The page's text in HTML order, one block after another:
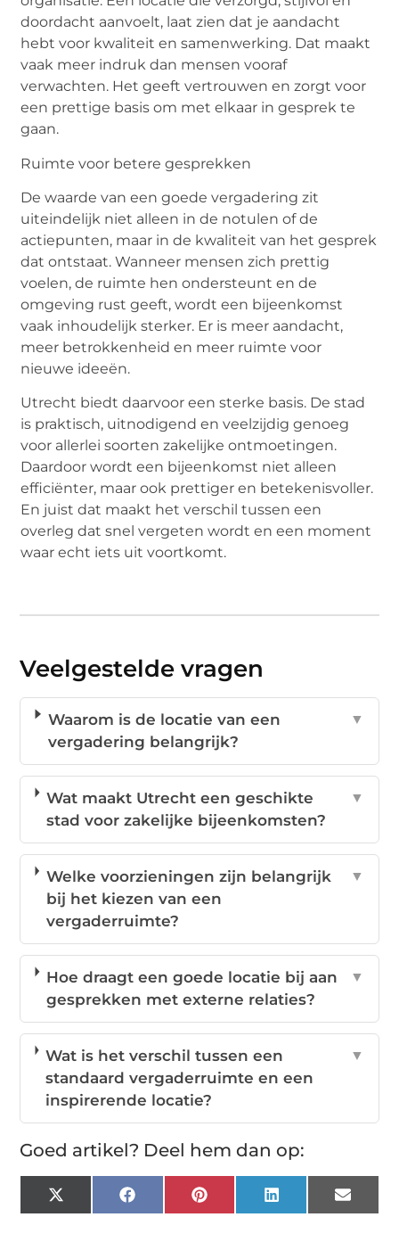
doordacht aanvoelt, laat zien dat je aandacht
hebt voor kwaliteit en samenwerking. Dat maakt
vaak meer indruk dan mensen vooraf
verwachten. Het geeft vertrouwen en zorgt voor
een prettige basis om met elkaar in gesprek te
gaan.
Ruimte voor betere gesprekken
De waarde van een goede vergadering zit
uiteindelijk niet alleen in de notulen of de
actiepunten, maar in de kwaliteit van het gesprek
dat ontstaat. Wanneer mensen zich prettig
voelen, de ruimte hen ondersteunt en de
omgeving rust geeft, wordt een bijeenkomst
vaak inhoudelijk sterker. Er is meer aandacht,
meer betrokkenheid en meer ruimte voor
nieuwe ideeën.
Utrecht biedt daarvoor een sterke basis. De stad
is praktisch, uitnodigend en veelzijdig genoeg
voor allerlei soorten zakelijke ontmoetingen.
Daardoor wordt een bijeenkomst niet alleen
efficiënter, maar ook prettiger en betekenisvoller.
En juist dat maakt het verschil tussen een
overleg dat snel vergeten wordt en een moment
waar echt iets uit voortkomt.
Veelgestelde vragen
Waarom is de locatie van een
vergadering belangrijk?
▼
Wat maakt Utrecht een geschikte
stad voor zakelijke bijeenkomsten?
▼
Welke voorzieningen zijn belangrijk
bij het kiezen van een
vergaderruimte?
▼
Hoe draagt een goede locatie bij aan
gesprekken met externe relaties?
▼
Wat is het verschil tussen een
standaard vergaderruimte en een
inspirerende locatie?
▼
Goed artikel? Deel hem dan op:
X
(Twitter)
FacebookPinterest LinkedIn Email